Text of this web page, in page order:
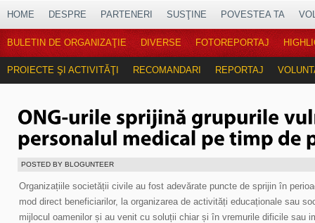
HOME DESPRE PARTENERI SUSŢINE POVESTEA TA
BULETIN DE ORGANIZAŢIE DIVERSE FOTOREPORTAJ
PROIECTE ŞI ACTIVITĂŢI RECOMANDARI REPORTAJ
POSTED BY BLOGUNTEER
Organizațiile societății civile au fost adevărate puncte de sprijin în
mod direct beneficiarilor, la organizarea de activități educaționale sau
mijlocul oamenilor și au venit cu soluții chiar și în vremurile dificile sau